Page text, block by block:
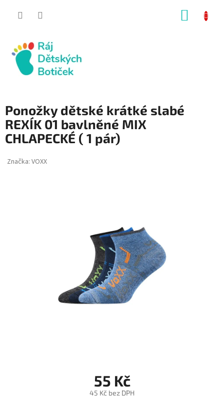
Ponožky dětské krátké slabé
REXÍK 01 bavlněné MIX
CHLAPECKÉ ( 1 pár)
Značka: VOXX
55 Kč
45 Kč bez DPH